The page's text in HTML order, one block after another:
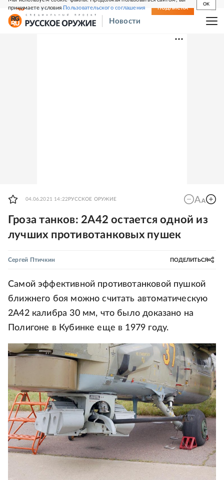
принимаете условияПользовательского соглашения
OK
СВЕЖИЙ НОМЕР ПОДПИСКА
Новости
04.06.2021 14:22 РУССКОЕ ОРУЖИЕ
Гроза танков: 2А42 остается одной из
лучших противотанковых пушек
Сергей Птичкин ПОДЕЛИТЬСЯ
Самой эффективной противотанковой пушкой
ближнего боя можно считать автоматическую
2А42 калибра 30 мм, что было доказано на
Полигоне в Кубинке еще в 1979 году.